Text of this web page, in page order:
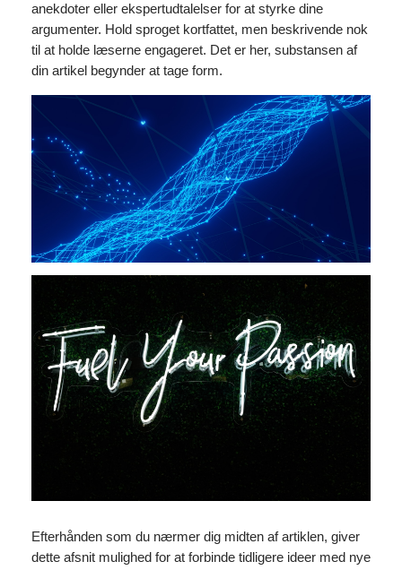
anekdoter eller ekspertudtalelser for at styrke dine
argumenter. Hold sproget kortfattet, men beskrivende nok
til at holde læserne engageret. Det er her, substansen af
din artikel begynder at tage form.
Efterhånden som du nærmer dig midten af artiklen, giver
dette afsnit mulighed for at forbinde tidligere ideer med nye